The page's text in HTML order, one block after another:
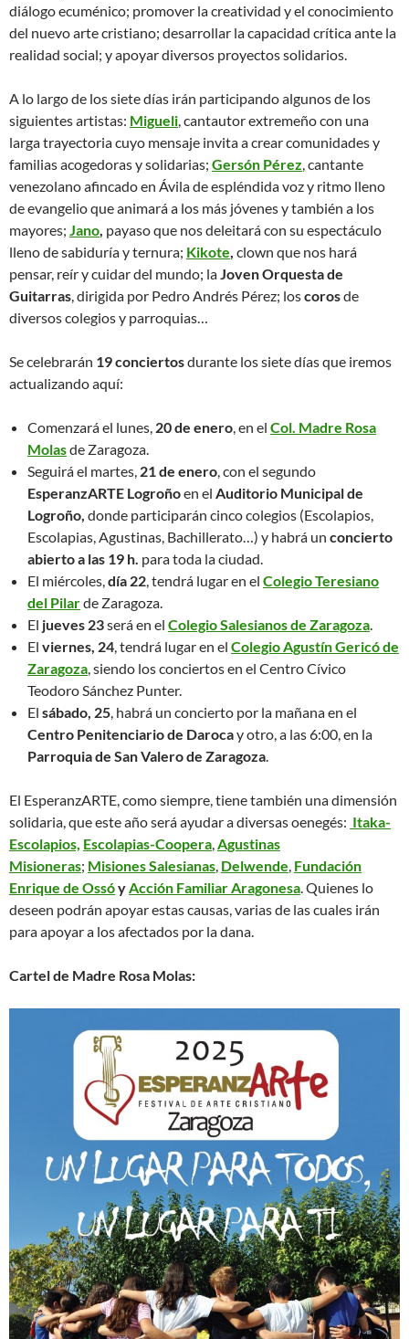
diálogo ecuménico; promover la creatividad y el conocimiento
del nuevo arte cristiano; desarrollar la capacidad crítica ante la
realidad social; y apoyar diversos proyectos solidarios.
A lo largo de los siete días irán participando algunos de los
siguientes artistas: Migueli , cantautor extremeño con una
larga trayectoria cuyo mensaje invita a crear comunidades y
familias acogedoras y solidarias; Gersón Pérez , cantante
venezolano afincado en Ávila de espléndida voz y ritmo lleno
de evangelio que animará a los más jóvenes y también a los
mayores; Jano payaso que nos deleitará con su espectáculo
lleno de sabiduría y ternura; Kikote clown que nos hará
pensar, reír y cuidar del mundo; la Joven Orquesta de
Guitarras , dirigida por Pedro Andrés Pérez; loscorosde
diversos colegios y parroquias…
Se celebrarán 19 conciertosdurante los siete días que iremos
actualizando aquí:
Comenzará el lunes, 20 de enero , en el Col. Madre Rosa
Molasde Zaragoza.
Seguirá el martes, 21 de enero , con el segundo
EsperanzARTE Logroñoen el Auditorio Municipal de
Logroño, donde participarán cinco colegios (Escolapios,
Escolapias, Agustinas, Bachillerato…) y habrá un concierto
abierto a las 19 h. para toda la ciudad.
El miércoles, día 22 , tendrá lugar en el Colegio Teresiano
del Pilarde Zaragoza.
El jueves 23será en el Colegio Salesianos de Zaragoza
El viernes, 24 , tendrá lugar en el Colegio Agustín Gericó de
Zaragoza , siendo los conciertos en el Centro Cívico
Teodoro Sánchez Punter.
El sábado, 25 , habrá un concierto por la mañana en el
Centro Penitenciario de Darocay otro, a las 6:00, en la
Parroquia de San Valero de Zaragoza
El EsperanzARTE, como siempre, tiene también una dimensión
solidaria, que este año será ayudar a diversas oenegés: Itaka-
Escolapios, Escolapias-Coopera Agustinas
Misioneras; Misiones Salesianas Delwende Fundación
Enrique de Ossóy Acción Familiar Aragonesa . Quienes lo
deseen podrán apoyar estas causas, varias de las cuales irán
para apoyar a los afectados por la dana.
Cartel de Madre Rosa Molas: